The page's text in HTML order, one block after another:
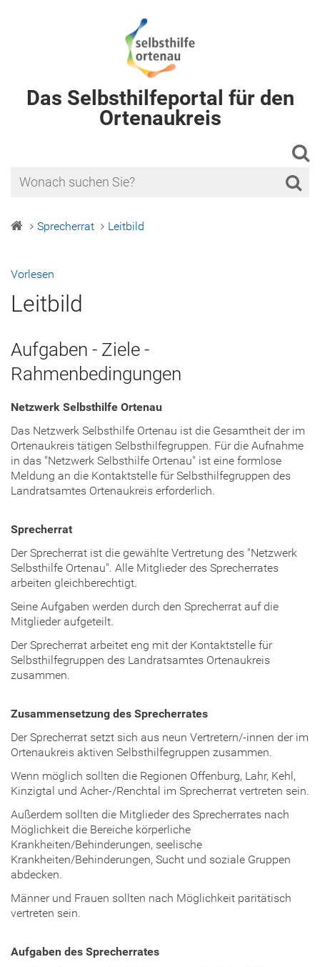
Das Selbsthilfeportal für den
Ortenaukreis
Sprecherrat Leitbild
Vorlesen
Leitbild
Aufgaben - Ziele -
Rahmenbedingungen
Netzwerk Selbsthilfe Ortenau
Das Netzwerk Selbsthilfe Ortenau ist die Gesamtheit der im
Ortenaukreis tätigen Selbsthilfegruppen. Für die Aufnahme
in das "Netzwerk Selbsthilfe Ortenau" ist eine formlose
Meldung an die Kontaktstelle für Selbsthilfegruppen des
Landratsamtes Ortenaukreis erforderlich.
Sprecherrat
Der Sprecherrat ist die gewählte Vertretung des "Netzwerk
Selbsthilfe Ortenau". Alle Mitglieder des Sprecherrates
arbeiten gleichberechtigt.
Seine Aufgaben werden durch den Sprecherrat auf die
Mitglieder aufgeteilt.
Der Sprecherrat arbeitet eng mit der Kontaktstelle für
Selbsthilfegruppen des Landratsamtes Ortenaukreis
zusammen.
Zusammensetzung des Sprecherrates
Der Sprecherrat setzt sich aus neun Vertretern/-innen der im
Ortenaukreis aktiven Selbsthilfegruppen zusammen.
Wenn möglich sollten die Regionen Offenburg, Lahr, Kehl,
Kinzigtal und Acher-/Renchtal im Sprecherrat vertreten sein.
Außerdem sollten die Mitglieder des Sprecherrates nach
Möglichkeit die Bereiche körperliche
Krankheiten/Behinderungen, seelische
Krankheiten/Behinderungen, Sucht und soziale Gruppen
abdecken.
Männer und Frauen sollten nach Möglichkeit paritätisch
vertreten sein.
Aufgaben des Sprecherrates